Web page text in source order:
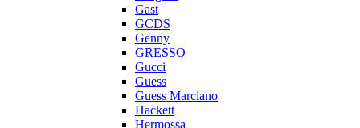
Gast
GCDS
Genny
GRESSO
Gucci
Guess
Guess Marciano
Hackett
Hermossa